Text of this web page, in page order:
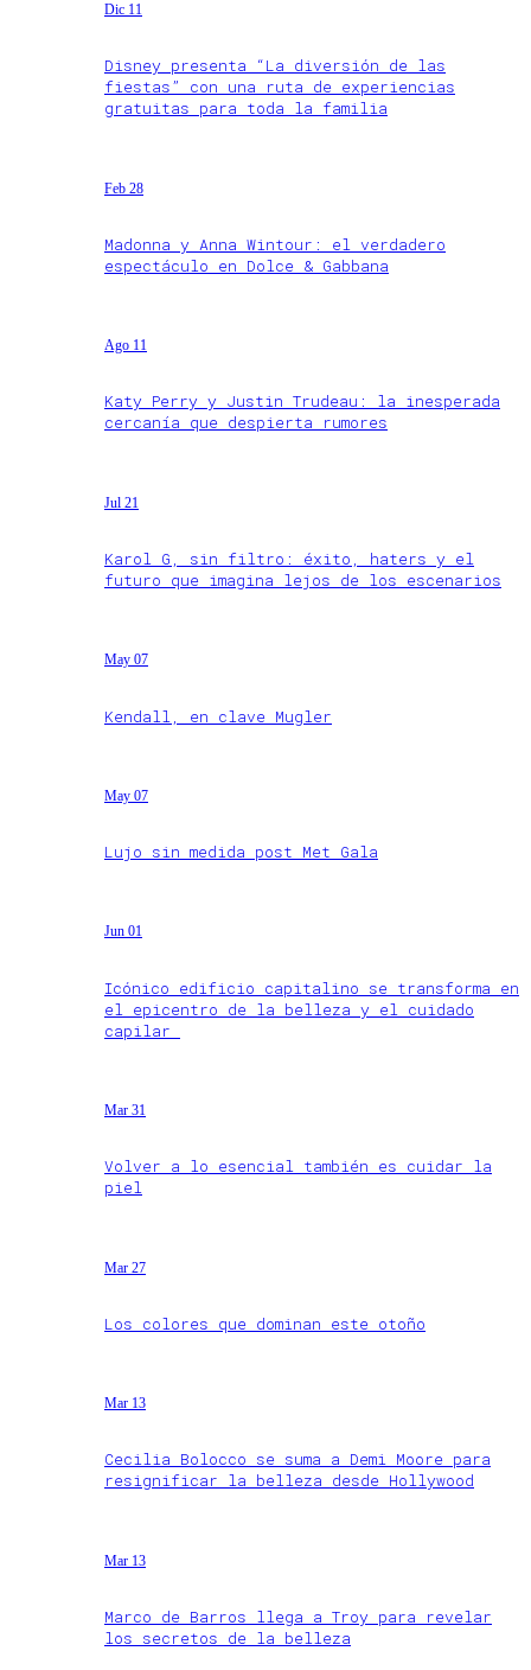
Dic 11
Disney presenta “La diversión de las
fiestas” con una ruta de experiencias
gratuitas para toda la familia
Feb 28
Madonna y Anna Wintour: el verdadero
espectáculo en Dolce & Gabbana
Ago 11
Katy Perry y Justin Trudeau: la inesperada
cercanía que despierta rumores
Jul 21
Karol G, sin filtro: éxito, haters y el
futuro que imagina lejos de los escenarios
May 07
Kendall, en clave Mugler
May 07
Lujo sin medida post Met Gala
Jun 01
Icónico edificio capitalino se transforma en
el epicentro de la belleza y el cuidado
capilar
Mar 31
Volver a lo esencial también es cuidar la
piel
Mar 27
Los colores que dominan este otoño
Mar 13
Cecilia Bolocco se suma a Demi Moore para
resignificar la belleza desde Hollywood
Mar 13
Marco de Barros llega a Troy para revelar
los secretos de la belleza